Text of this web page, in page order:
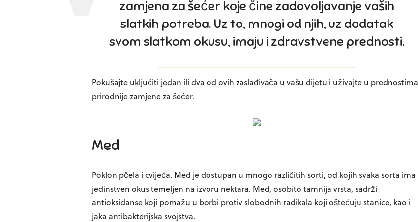
zamjena za šećer koje čine zadovoljavanje vaših
slatkih potreba. Uz to, mnogi od njih, uz dodatak
svom slatkom okusu, imaju i zdravstvene prednosti.
Pokušajte uključiti jedan ili dva od ovih zaslađivača u vašu dijetu i uživajte u prednostima
prirodnije zamjene za šećer.
Med
Poklon pčela i cvijeća. Med je dostupan u mnogo različitih sorti, od kojih svaka sorta ima
jedinstven okus temeljen na izvoru nektara. Med, osobito tamnija vrsta, sadrži
antioksidanse koji pomažu u borbi protiv slobodnih radikala koji oštećuju stanice, kao i
jaka antibakterijska svojstva.